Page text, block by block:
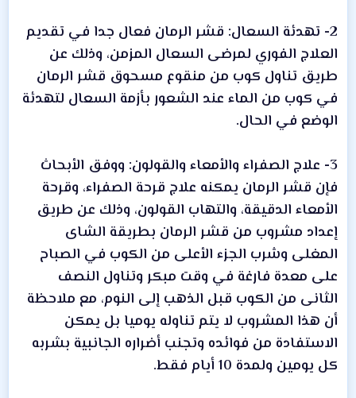
2- تهدئة السعال: قشر الرمان فعال جدا في تقديم
العلاج الفوري لمرضى السعال المزمن، وذلك عن
طريق تناول كوب من منقوع مسحوق قشر الرمان
في كوب من الماء عند الشعور بأزمة السعال لتهدئة
الوضع في الحال.
3- علاج الصفراء والأمعاء والقولون: ووفق الأبحاث
فإن قشر الرمان يمكنه علاج قرحة الصفراء، وقرحة
الأمعاء الدقيقة، والتهاب القولون، وذلك عن طريق
إعداد مشروب من قشر الرمان بطريقة الشاى
المغلى وشرب الجزء الأعلى من الكوب في الصباح
على معدة فارغة في وقت مبكر وتناول النصف
الثانى من الكوب قبل الذهب إلى النوم، مع ملاحظة
أن هذا المشروب لا يتم تناوله يوميا بل يمكن
الاستفادة من فوائده وتجنب أضراره الجانبية بشربه
كل يومين ولمدة 10 أيام فقط.